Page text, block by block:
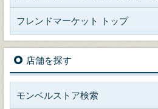
フレンドマーケット トップ
店舗を探す
モンベルストア検索